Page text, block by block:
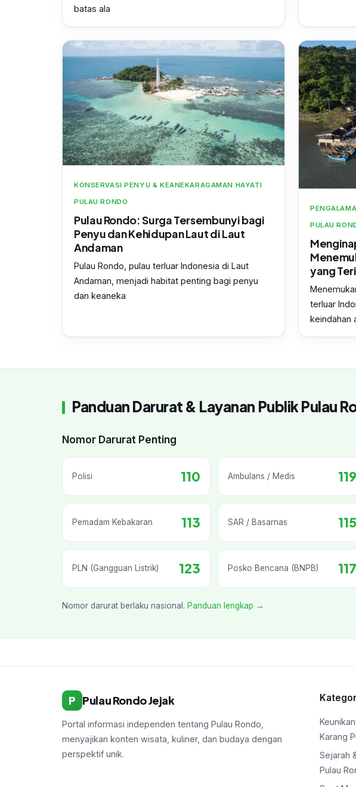
batas ala
KONSERVASI PENYU & KEANEKARAGAMAN HAYATI
PULAU RONDO
Pulau Rondo: Surga Tersembunyi bagi
Penyu dan Kehidupan Laut di Laut
Andaman
Pulau Rondo, pulau terluar Indonesia di Laut
Andaman, menjadi habitat penting bagi penyu
dan keaneka
PULAU
yang
terluar
keindahan
Panduan Darurat & Layanan Publik Pulau
Nomor Darurat Penting
Polisi 110 Ambulans / Medis 119
Pemadam Kebakaran 113 SAR / Basarnas 115
PLN (Gangguan Listrik) 123 Posko Bencana (BNPB) 117
Nomor darurat berlaku nasional. Panduan lengkap →
P Pulau Rondo Jejak
Portal informasi independen tentang Pulau Rondo,
menyajikan konten wisata, kuliner, dan budaya dengan
perspektif unik.
Karang
Sejarah
Pulau